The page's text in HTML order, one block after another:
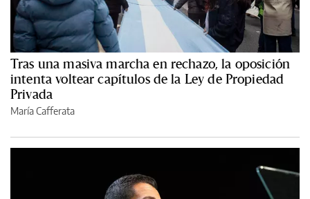
Tras una masiva marcha en rechazo, la oposición
intenta voltear capítulos de la Ley de Propiedad
Privada
María Cafferata